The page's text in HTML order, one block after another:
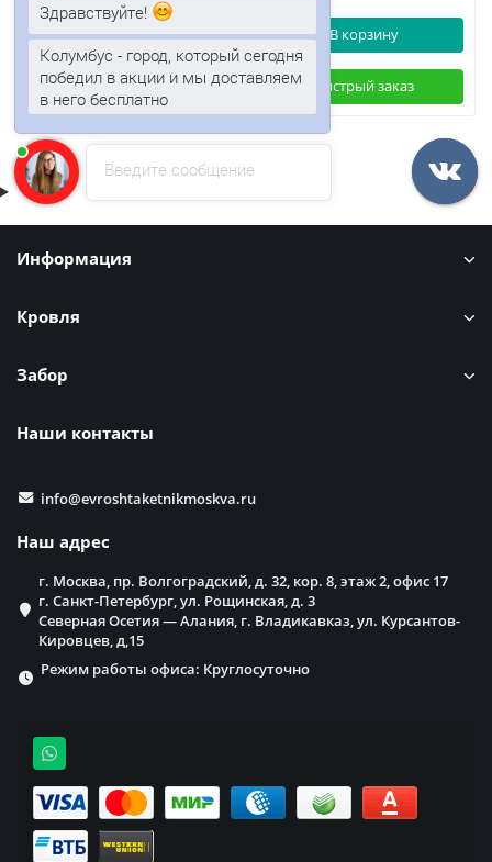
В корзину
Быстрый заказ
В корзину
Быстрый заказ
Информация
Кровля
Забор
Наши контакты
info@evroshtaketnikmoskva.ru
Наш адрес
г. Москва, пр. Волгоградский, д. 32, кор. 8, этаж 2, офис 17
г. Санкт-Петербург, ул. Рощинская, д. 3
Северная Осетия — Алания, г. Владикавказ, ул. Курсантов-
Кировцев, д,15
Режим работы офиса: Круглосуточно
Введите сообщение
Здравствуйте!
Колумбус - город, который сегодня
победил в акции и мы доставляем
в него бесплатно